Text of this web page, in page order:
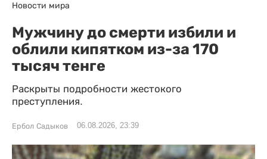
Новости мира
Мужчину до смерти избили и
облили кипятком из-за 170
тысяч тенге
Раскрыты подробности жестокого
преступления.
Ербол Садыков 06.08.2026, 23:39